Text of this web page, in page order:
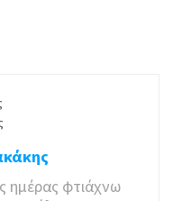
ημέρας φτιάχνω